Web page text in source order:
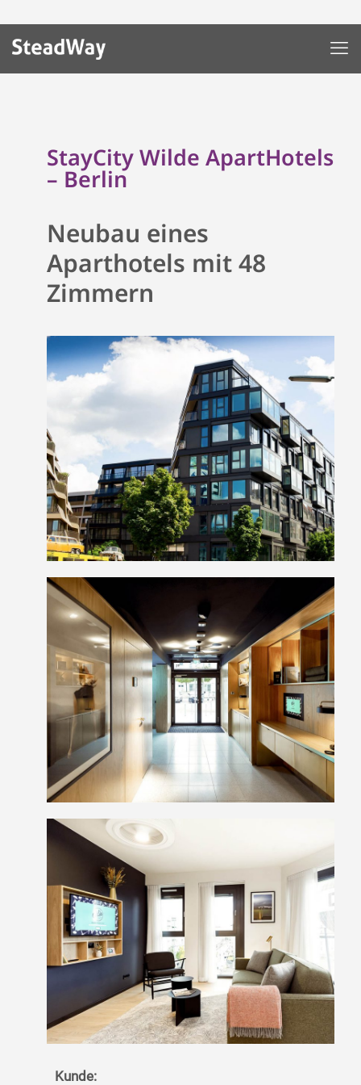
StayCity Wilde ApartHotels
– Berlin
Neubau eines
Aparthotels mit 48
Zimmern
Kunde: